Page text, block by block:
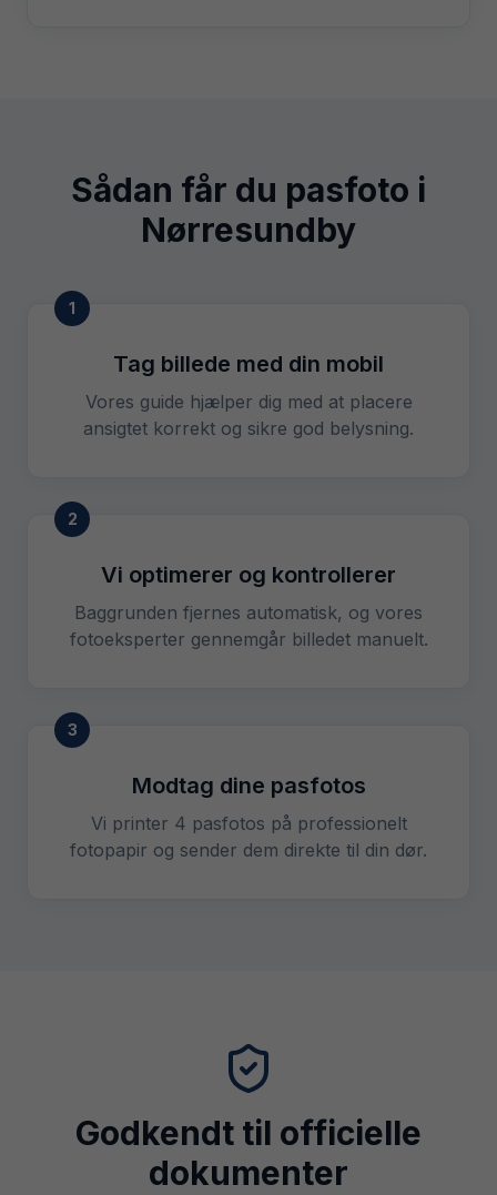
Sådan får du pasfoto i
Nørresundby
1
Tag billede med din mobil
Vores guide hjælper dig med at placere
ansigtet korrekt og sikre god belysning.
2
Vi optimerer og kontrollerer
Baggrunden fjernes automatisk, og vores
fotoeksperter gennemgår billedet manuelt.
3
Modtag dine pasfotos
Vi printer 4 pasfotos på professionelt
fotopapir og sender dem direkte til din dør.
Godkendt til officielle
dokumenter